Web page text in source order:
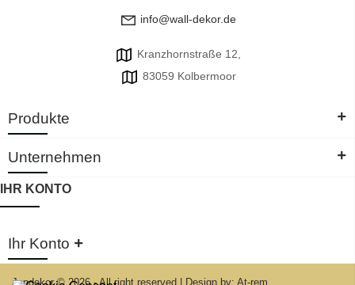
info@wall-dekor.de
Kranzhornstraße 12,
83059 Kolbermoor
Produkte +
Unternehmen +
IHR KONTO
Ihr Konto +
Jandekor © 2026 - All right reserved | Design by: At-rem